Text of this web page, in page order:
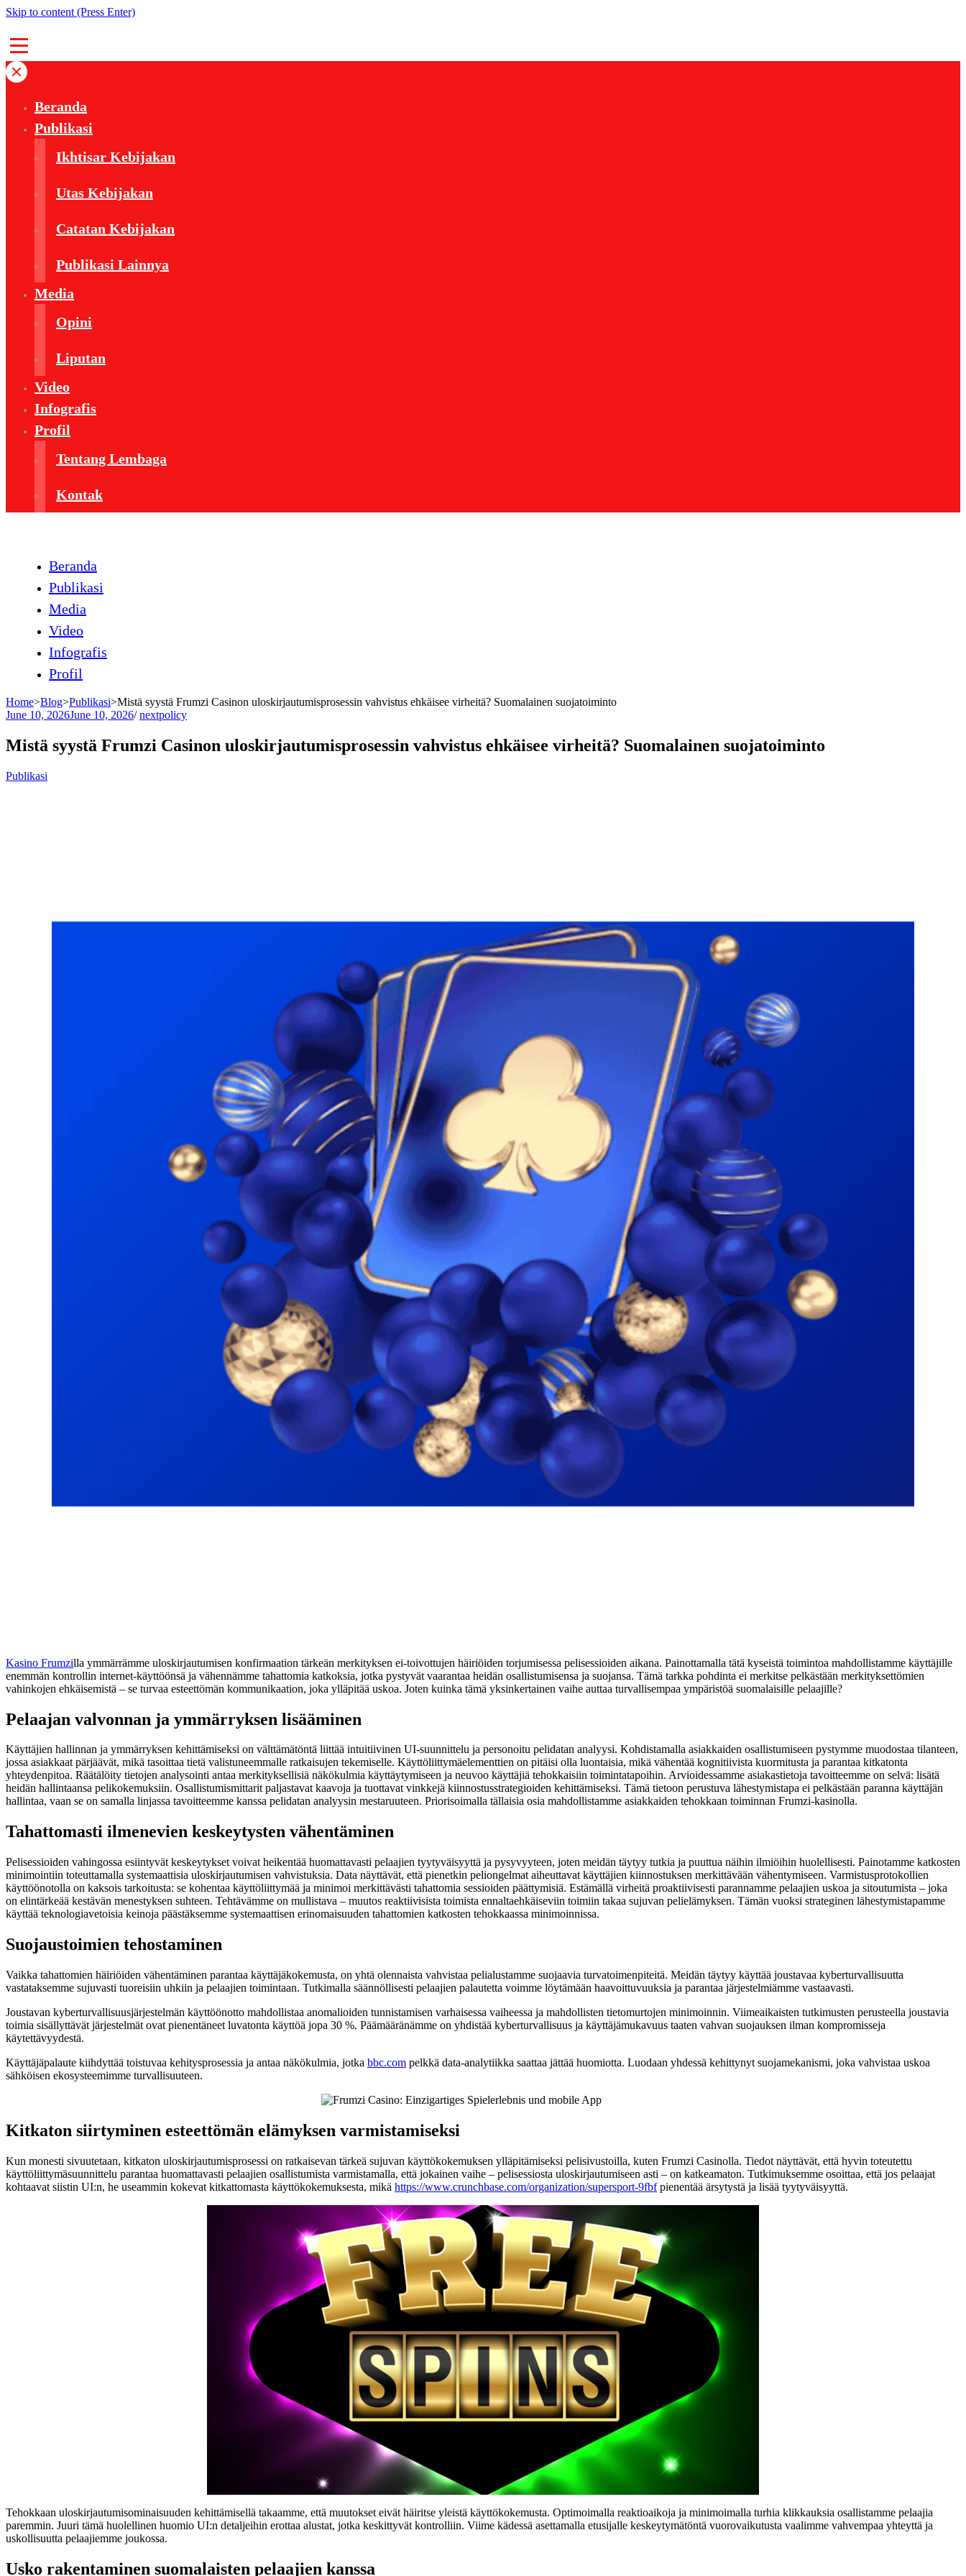
Skip to content (Press Enter)
Beranda
Publikasi
Ikhtisar Kebijakan
Utas Kebijakan
Catatan Kebijakan
Publikasi Lainnya
Media
Opini
Liputan
Video
Infografis
Profil
Tentang Lembaga
Kontak
Beranda
Publikasi
Media
Video
Infografis
Profil
Home>Blog>Publikasi>Mistä syystä Frumzi Casinon uloskirjautumisprosessin vahvistus ehkäisee virheitä? Suomalainen suojatoiminto
June 10, 2026June 10, 2026/ nextpolicy
Mistä syystä Frumzi Casinon uloskirjautumisprosessin vahvistus ehkäisee virheitä? Suomalainen suojatoiminto
Publikasi
Kasino Frumzilla ymmärrämme uloskirjautumisen konfirmaation tärkeän merkityksen ei-toivottujen häiriöiden torjumisessa pelisessioiden aikana. Painottamalla tätä kyseistä toimintoa mahdollistamme käyttäjille
enemmän kontrollin internet-käyttöönsä ja vähennämme tahattomia katkoksia, jotka pystyvät vaarantaa heidän osallistumisensa ja suojansa. Tämä tarkka pohdinta ei merkitse pelkästään merkityksettömien
vahinkojen ehkäisemistä – se turvaa esteettömän kommunikaation, joka ylläpitää uskoa. Joten kuinka tämä yksinkertainen vaihe auttaa turvallisempaa ympäristöä suomalaisille pelaajille?
Pelaajan valvonnan ja ymmärryksen lisääminen
Käyttäjien hallinnan ja ymmärryksen kehittämiseksi on välttämätöntä liittää intuitiivinen UI-suunnittelu ja personoitu pelidatan analyysi. Kohdistamalla asiakkaiden osallistumiseen pystymme muodostaa tilanteen,
jossa asiakkaat pärjäävät, mikä tasoittaa tietä valistuneemmalle ratkaisujen tekemiselle. Käyttöliittymäelementtien on pitäisi olla luontaisia, mikä vähentää kognitiivista kuormitusta ja parantaa kitkatonta
yhteydenpitoa. Räätälöity tietojen analysointi antaa merkityksellisiä näkökulmia käyttäytymiseen ja neuvoo käyttäjiä tehokkaisiin toimintatapoihin. Arvioidessamme asiakastietoja tavoitteemme on selvä: lisätä
heidän hallintaansa pelikokemuksiin. Osallistumismittarit paljastavat kaavoja ja tuottavat vinkkejä kiinnostusstrategioiden kehittämiseksi. Tämä tietoon perustuva lähestymistapa ei pelkästään paranna käyttäjän
hallintaa, vaan se on samalla linjassa tavoitteemme kanssa pelidatan analyysin mestaruuteen. Priorisoimalla tällaisia osia mahdollistamme asiakkaiden tehokkaan toiminnan Frumzi-kasinolla.
Tahattomasti ilmenevien keskeytysten vähentäminen
Pelisessioiden vahingossa esiintyvät keskeytykset voivat heikentää huomattavasti pelaajien tyytyväisyyttä ja pysyvyyteen, joten meidän täytyy tutkia ja puuttua näihin ilmiöihin huolellisesti. Painotamme katkosten
minimointiin toteuttamalla systemaattisia uloskirjautumisen vahvistuksia. Data näyttävät, että pienetkin peliongelmat aiheuttavat käyttäjien kiinnostuksen merkittävään vähentymiseen. Varmistusprotokollien
käyttöönotolla on kaksois tarkoitusta: se kohentaa käyttöliittymää ja minimoi merkittävästi tahattomia sessioiden päättymisiä. Estämällä virheitä proaktiivisesti parannamme pelaajien uskoa ja sitoutumista – joka
on elintärkeää kestävän menestyksen suhteen. Tehtävämme on mullistava – muutos reaktiivisista toimista ennaltaehkäiseviin toimiin takaa sujuvan pelielämyksen. Tämän vuoksi strateginen lähestymistapamme
käyttää teknologiavetoisia keinoja päästäksemme systemaattisen erinomaisuuden tahattomien katkosten tehokkaassa minimoinnissa.
Suojaustoimien tehostaminen
Vaikka tahattomien häiriöiden vähentäminen parantaa käyttäjäkokemusta, on yhtä olennaista vahvistaa pelialustamme suojaavia turvatoimenpiteitä. Meidän täytyy käyttää joustavaa kyberturvallisuutta
vastataksemme sujuvasti tuoreisiin uhkiin ja pelaajien toimintaan. Tutkimalla säännöllisesti pelaajien palautetta voimme löytämään haavoittuvuuksia ja parantaa järjestelmiämme vastaavasti.
Joustavan kyberturvallisuusjärjestelmän käyttöönotto mahdollistaa anomalioiden tunnistamisen varhaisessa vaiheessa ja mahdollisten tietomurtojen minimoinnin. Viimeaikaisten tutkimusten perusteella joustavia
toimia sisällyttävät järjestelmät ovat pienentäneet luvatonta käyttöä jopa 30 %. Päämääränämme on yhdistää kyberturvallisuus ja käyttäjämukavuus taaten vahvan suojauksen ilman kompromisseja
käytettävyydestä.
Käyttäjäpalaute kiihdyttää toistuvaa kehitysprosessia ja antaa näkökulmia, jotka bbc.com pelkkä data-analytiikka saattaa jättää huomiotta. Luodaan yhdessä kehittynyt suojamekanismi, joka vahvistaa uskoa
sähköisen ekosysteemimme turvallisuuteen.
Kitkaton siirtyminen esteettömän elämyksen varmistamiseksi
Kun monesti sivuutetaan, kitkaton uloskirjautumisprosessi on ratkaisevan tärkeä sujuvan käyttökokemuksen ylläpitämiseksi pelisivustoilla, kuten Frumzi Casinolla. Tiedot näyttävät, että hyvin toteutettu
käyttöliittymäsuunnittelu parantaa huomattavasti pelaajien osallistumista varmistamalla, että jokainen vaihe – pelisessiosta uloskirjautumiseen asti – on katkeamaton. Tutkimuksemme osoittaa, että jos pelaajat
kohtaavat siistin UI:n, he useammin kokevat kitkattomasta käyttökokemuksesta, mikä https://www.crunchbase.com/organization/supersport-9fbfpienentää ärsytystä ja lisää tyytyväisyyttä.
Tehokkaan uloskirjautumisominaisuuden kehittämisellä takaamme, että muutokset eivät häiritse yleistä käyttökokemusta. Optimoimalla reaktioaikoja ja minimoimalla turhia klikkauksia osallistamme pelaajia
paremmin. Juuri tämä huolellinen huomio UI:n detaljeihin erottaa alustat, jotka keskittyvät kontrolliin. Viime kädessä asettamalla etusijalle keskeytymätöntä vuorovaikutusta vaalimme vahvempaa yhteyttä ja
uskollisuutta pelaajiemme joukossa.
Usko rakentaminen suomalaisten pelaajien kanssa